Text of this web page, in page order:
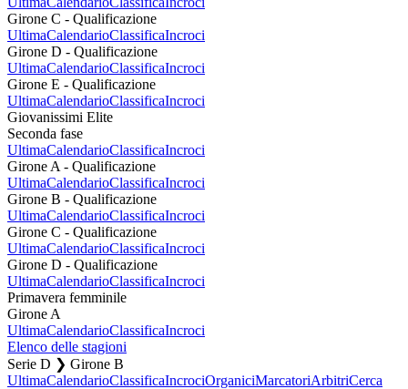
Girone C - Qualificazione
UltimaCalendarioClassificaIncroci
Girone D - Qualificazione
UltimaCalendarioClassificaIncroci
Girone E - Qualificazione
UltimaCalendarioClassificaIncroci
Giovanissimi Elite
Seconda fase
UltimaCalendarioClassificaIncroci
Girone A - Qualificazione
UltimaCalendarioClassificaIncroci
Girone B - Qualificazione
UltimaCalendarioClassificaIncroci
Girone C - Qualificazione
UltimaCalendarioClassificaIncroci
Girone D - Qualificazione
UltimaCalendarioClassificaIncroci
Primavera femminile
Girone A
UltimaCalendarioClassificaIncroci
Elenco delle stagioni
Serie D ❯ Girone B
UltimaCalendarioClassificaIncrociOrganiciMarcatoriArbitriCerca